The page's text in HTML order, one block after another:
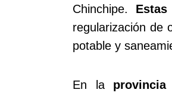
Chinchipe.
regularización de
potable y
En la